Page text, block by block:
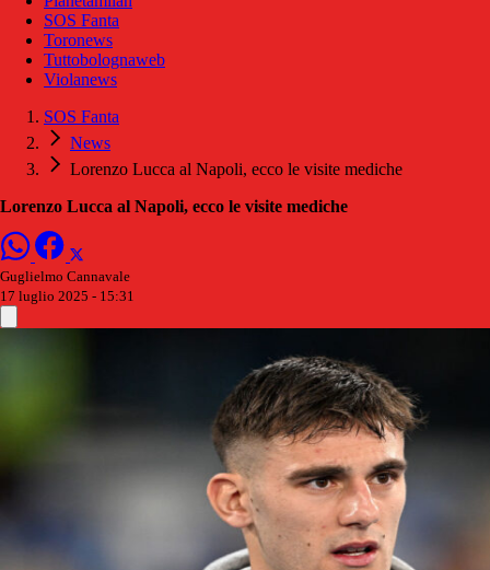
SOS Fanta
Toronews
Tuttobolognaweb
Violanews
SOS Fanta
News
Lorenzo Lucca al Napoli, ecco le visite mediche
Lorenzo Lucca al Napoli, ecco le visite mediche
Guglielmo Cannavale
17 luglio 2025 - 15:31